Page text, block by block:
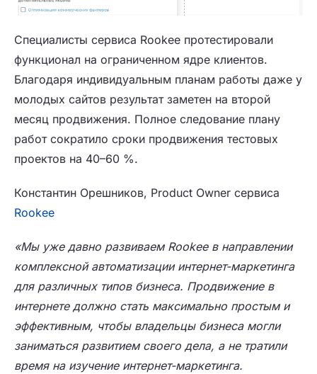
Специалисты сервиса Rookee протестировали
функционал на ограниченном ядре клиентов.
Благодаря индивидуальным планам работы даже у
молодых сайтов результат заметен на второй
месяц продвижения. Полное следование плану
работ сократило сроки продвижения тестовых
проектов на 40–60 %.
Константин Орешников, Product Owner сервиса
Rookee
«Мы уже давно развиваем Rookee в направлении
комплексной автоматизации интернет-маркетинга
для различных типов бизнеса. Продвижение в
интернете должно стать максимально простым и
эффективным, чтобы владельцы бизнеса могли
заниматься развитием своего дела, а не тратили
время на изучение интернет-маркетинга.